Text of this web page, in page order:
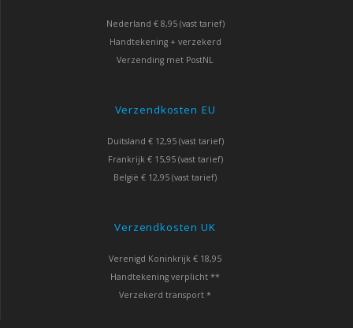
Nederland € 8,95 (vast tarief)
Handtekening + verzekerd
Verzending met PostNL
Verzendkosten EU
Duitsland € 12,95 (vast tarief)
Frankrijk € 15,95 (vast tarief)
België € 12,95 (vast tarief)
Verzendkosten UK
Verenigd Koninkrijk € 18,95
Handtekening verplicht **
Verzekerd transport *